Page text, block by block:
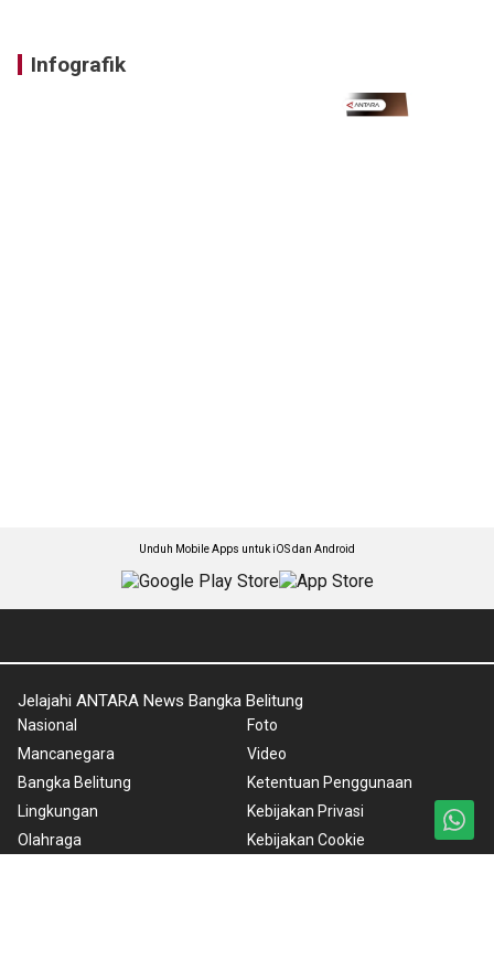
Infografik
Unduh Mobile Apps untuk iOS dan Android
Jelajahi ANTARA News Bangka Belitung
Nasional
Mancanegara
Bangka Belitung
Lingkungan
Olahraga
Foto
Video
Ketentuan Penggunaan
Kebijakan Privasi
Kebijakan Cookie